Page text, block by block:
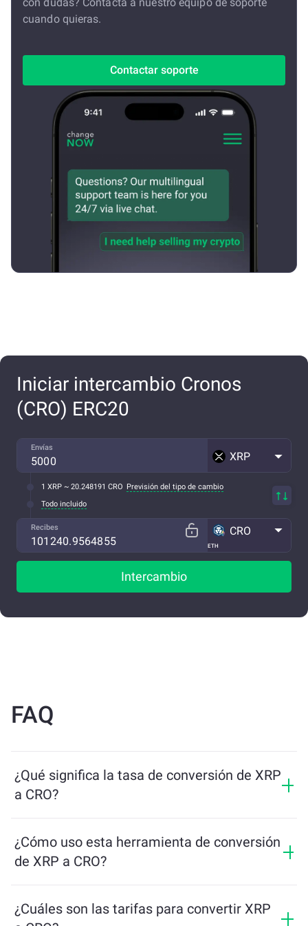
cuando quieras.
Contactar soporte
Iniciar intercambio Cronos
(CRO) ERC20
Envías
XRP
1 XRP ~ 20.248191 CRO Previsión del tipo de cambio
Todo incluido
Recibes
ETH
CRO
Intercambio
FAQ
¿Qué significa la tasa de conversión de XRP
a CRO?
a cambio de XRP. Esta tasa fluctúa según las
condiciones del mercado, la oferta y la demanda, y la
¿Cómo uso esta herramienta de conversión
de XRP a CRO?
intercambiar, y la herramienta calculará la cantidad
estimada de CRO que recibirás. Luego, sigue los pasos
¿Cuáles son las tarifas para convertir XRP